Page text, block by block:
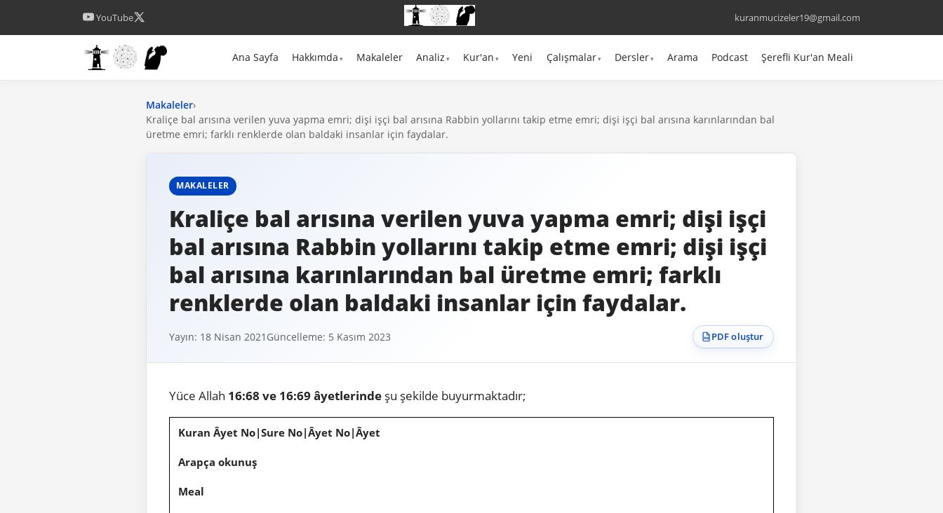
YouTube kuranmucizeler19@gmail.com
Ana Sayfa Hakkımda Makaleler Analiz Kur'an Yeni Çalışmalar Dersler Arama Podcast Şerefli Kur'an Meali
Makaleler›
Kraliçe bal arısına verilen yuva yapma emri; dişi işçi bal arısına Rabbin yollarını takip etme emri; dişi işçi bal arısına karınlarından bal
üretme emri; farklı renklerde olan baldaki insanlar için faydalar.
MAKALELER
Kraliçe bal arısına verilen yuva yapma emri; dişi işçi
bal arısına Rabbin yollarını takip etme emri; dişi işçi
bal arısına karınlarından bal üretme emri; farklı
renklerde olan baldaki insanlar için faydalar.
Yayın: 18 Nisan 2021 Güncelleme: 5 Kasım 2023 PDF oluştur
Yüce Allah 16:68 ve 16:69 âyetlerinde şu şekilde buyurmaktadır;
Kuran Âyet No|Sure No|Âyet No|Âyet
Arapça okunuş
Meal